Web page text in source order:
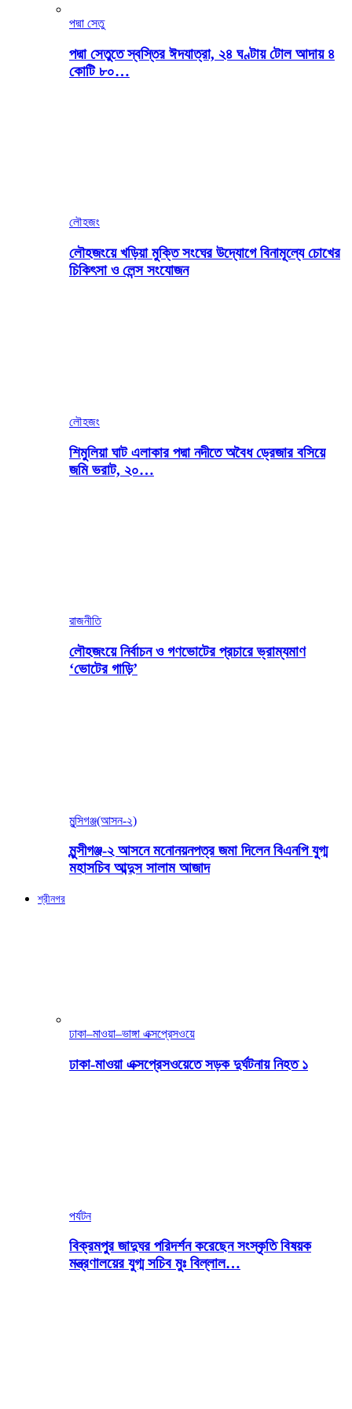
পদ্মা সেতু
পদ্মা সেতুতে স্বস্তির ঈদযাত্রা, ২৪ ঘণ্টায় টোল আদায় ৪
কোটি ৮০…
লৌহজং
লৌহজংয়ে খড়িয়া মুক্তি সংঘের উদ্যোগে বিনামূল্যে চোখের
চিকিৎসা ও লেন্স সংযোজন
লৌহজং
শিমুলিয়া ঘাট এলাকার পদ্মা নদীতে অবৈধ ড্রেজার বসিয়ে
জমি ভরাট, ২০…
রাজনীতি
লৌহজংয়ে নির্বাচন ও গণভোটের প্রচারে ভ্রাম্যমাণ
‘ভোটের গাড়ি’
মুন্সিগঞ্জ(আসন-২)
মুন্সীগঞ্জ-২ আসনে মনোনয়নপত্র জমা দিলেন বিএনপি যুগ্ম
মহাসচিব আব্দুস সালাম আজাদ
শ্রীনগর
ঢাকা–মাওয়া–ভাঙ্গা এক্সপ্রেসওয়ে
ঢাকা-মাওয়া এক্সপ্রেসওয়েতে সড়ক দুর্ঘটনায় নিহত ১
পর্যটন
বিক্রমপুর জাদুঘর পরিদর্শন করেছেন সংস্কৃতি বিষয়ক
মন্ত্রণালয়ের যুগ্ম সচিব মুঃ বিল্লাল…